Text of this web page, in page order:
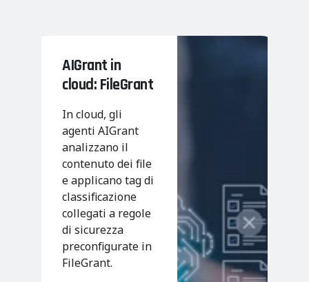
AIGrant in
cloud: FileGrant
In cloud, gli
agenti AIGrant
analizzano il
contenuto dei file
e applicano tag di
classificazione
collegati a regole
di sicurezza
preconfigurate in
FileGrant.